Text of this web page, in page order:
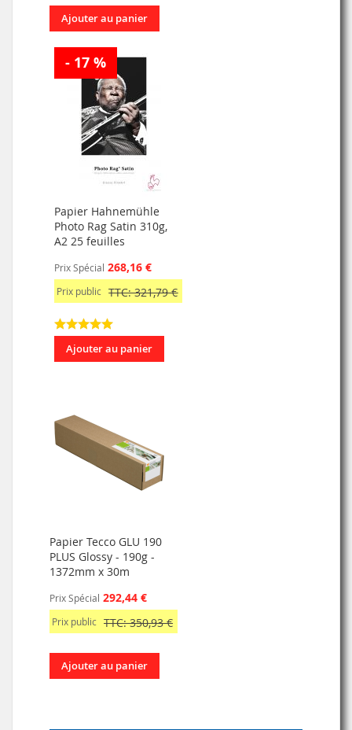
Ajouter au panier
- 17 %
Papier Hahnemühle
Photo Rag Satin 310g,
A2 25 feuilles
Prix Spécial 268,16 €
Prix public TTC: 321,79 €
Ajouter au panier
Papier Tecco GLU 190
PLUS Glossy - 190g -
1372mm x 30m
Prix Spécial 292,44 €
Prix public TTC: 350,93 €
Ajouter au panier